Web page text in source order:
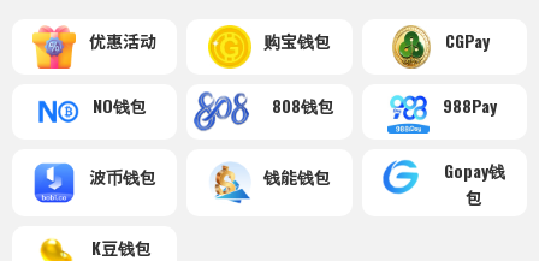
优惠活动 购宝钱包 CGPay
NO钱包 808钱包 988Pay
波币钱包 钱能钱包
Gopay钱
包
K豆钱包